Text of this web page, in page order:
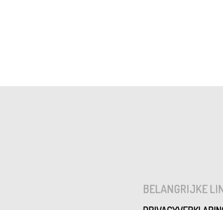
BELANGRIJKE